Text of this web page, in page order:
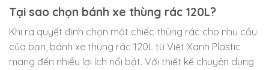
Tại sao chọn bánh xe thùng rác 120L?
Khi ra quyết định chọn một chiếc thùng rác cho nhu cầu
của bạn, bánh xe thùng rác 120L từ Việt Xanh Plastic
mang đến nhiều lợi ích nổi bật. Với thiết kế chuyên dụng